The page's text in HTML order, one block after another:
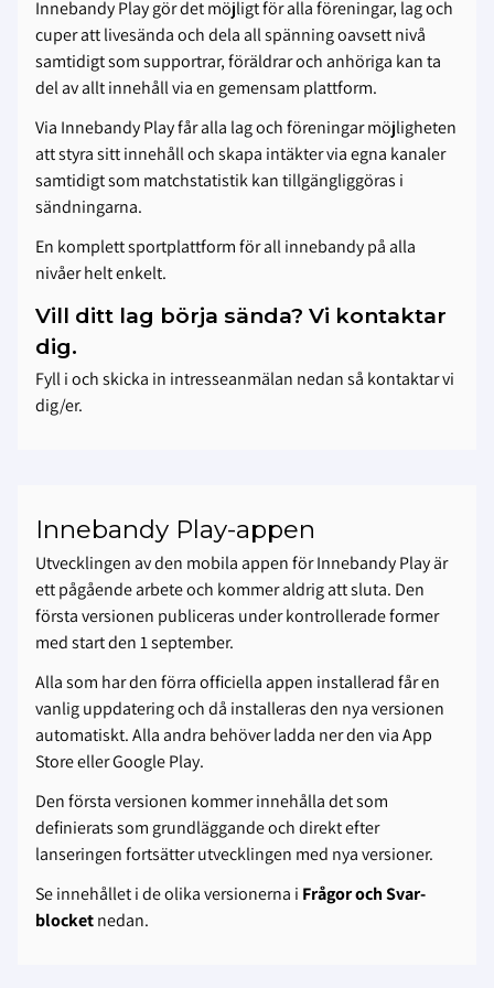
Innebandy Play gör det möjligt för alla föreningar, lag och
cuper att livesända och dela all spänning oavsett nivå
samtidigt som supportrar, föräldrar och anhöriga kan ta
del av allt innehåll via en gemensam plattform.
Via Innebandy Play får alla lag och föreningar möjligheten
att styra sitt innehåll och skapa intäkter via egna kanaler
samtidigt som matchstatistik kan tillgängliggöras i
sändningarna.
En komplett sportplattform för all innebandy på alla
nivåer helt enkelt.
Vill ditt lag börja sända? Vi kontaktar
dig.
Fyll i och skicka in intresseanmälan nedan så kontaktar vi
dig/er.
Innebandy Play-appen
Utvecklingen av den mobila appen för Innebandy Play är
ett pågående arbete och kommer aldrig att sluta. Den
första versionen publiceras under kontrollerade former
med start den 1 september.
Alla som har den förra officiella appen installerad får en
vanlig uppdatering och då installeras den nya versionen
automatiskt. Alla andra behöver ladda ner den via App
Store eller Google Play.
Den första versionen kommer innehålla det som
definierats som grundläggande och direkt efter
lanseringen fortsätter utvecklingen med nya versioner.
Se innehållet i de olika versionerna i Frågor och Svar-
blocketnedan.